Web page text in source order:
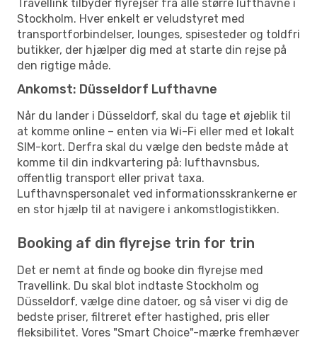
Travellink tilbyder flyrejser fra alle større lufthavne i
Stockholm. Hver enkelt er veludstyret med
transportforbindelser, lounges, spisesteder og toldfri
butikker, der hjælper dig med at starte din rejse på
den rigtige måde.
Ankomst: Düsseldorf Lufthavne
Når du lander i Düsseldorf, skal du tage et øjeblik til
at komme online – enten via Wi-Fi eller med et lokalt
SIM-kort. Derfra skal du vælge den bedste måde at
komme til din indkvartering på: lufthavnsbus,
offentlig transport eller privat taxa.
Lufthavnspersonalet ved informationsskrankerne er
en stor hjælp til at navigere i ankomstlogistikken.
Booking af din flyrejse trin for trin
Det er nemt at finde og booke din flyrejse med
Travellink. Du skal blot indtaste Stockholm og
Düsseldorf, vælge dine datoer, og så viser vi dig de
bedste priser, filtreret efter hastighed, pris eller
fleksibilitet. Vores "Smart Choice"-mærke fremhæver